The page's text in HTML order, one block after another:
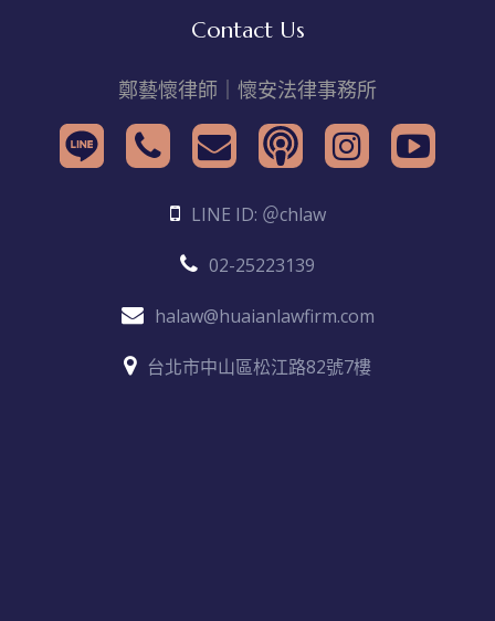
Contact Us
鄭藝懷律師｜懷安法律事務所
LINE ID: ＠chlaw
02-25223139
halaw@huaianlawfirm.com
台北市中山區松江路82號7樓